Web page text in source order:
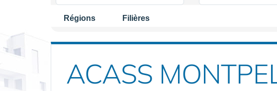
Régions Filières
ACASS